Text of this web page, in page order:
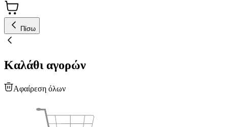
Πίσω
Καλάθι αγορών
Αφαίρεση όλων